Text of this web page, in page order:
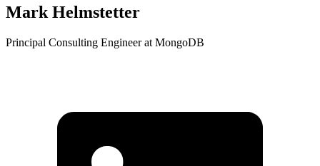
Mark Helmstetter
Principal Consulting Engineer at MongoDB